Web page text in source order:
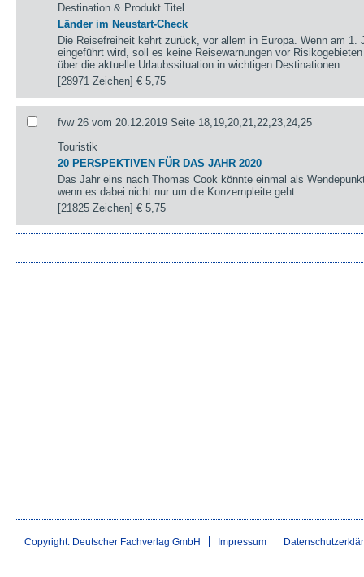
Destination & Produkt Titel
Länder im Neustart-Check
Die Reisefreiheit kehrt zurück, vor allem in Europa. Wenn am 1.
eingeführt wird, soll es keine Reisewarnungen vor
über die aktuelle Urlaubssituation in wichtigen Destinationen.
[28971 Zeichen]€ 5,75
fvw 26 vom 20.12.2019 Seite 18,19,20,21,22,23,24,25
Touristik
20 PERSPEKTIVEN FÜR DAS JAHR 2020
Das Jahr eins nach Thomas Cook könnte einmal als
wenn es dabei nicht nur um die Konzernpleite geht.
[21825 Zeichen]€ 5,75
Copyright: Deutscher Fachverlag GmbH Impressum